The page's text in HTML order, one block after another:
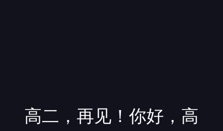
高二，再见！你好，高